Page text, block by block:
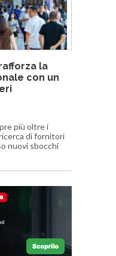
la
con un
più oltre i
di fornitori
nuovi sbocchi